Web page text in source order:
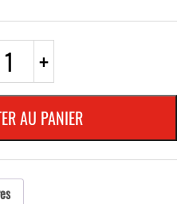
+
AU PANIER